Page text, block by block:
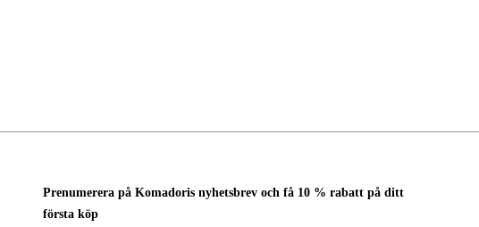
Prenumerera på Komadoris nyhetsbrev och få 10 % rabatt på ditt
första köp